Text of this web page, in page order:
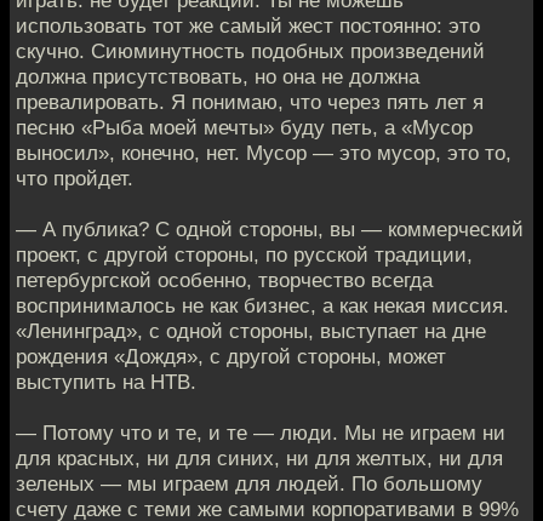
использовать тот же самый жест постоянно: это
скучно. Сиюминутность подобных произведений
должна присутствовать, но она не должна
превалировать. Я понимаю, что через пять лет я
песню «Рыба моей мечты» буду петь, а «Мусор
выносил», конечно, нет. Мусор — это мусор, это то,
что пройдет.
— А публика? С одной стороны, вы — коммерческий
проект, с другой стороны, по русской традиции,
петербургской особенно, творчество всегда
воспринималось не как бизнес, а как некая миссия.
«Ленинград», с одной стороны, выступает на дне
рождения «Дождя», с другой стороны, может
выступить на НТВ.
— Потому что и те, и те — люди. Мы не играем ни
для красных, ни для синих, ни для желтых, ни для
зеленых — мы играем для людей. По большому
счету даже с теми же самыми корпоративами в 99%